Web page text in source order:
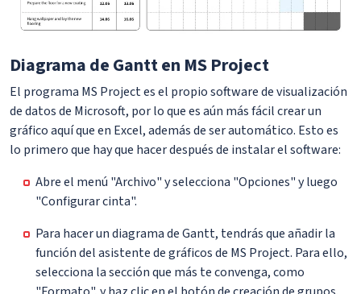
Diagrama de Gantt en MS Project
El programa MS Project es el propio software de visualización
de datos de Microsoft, por lo que es aún más fácil crear un
gráfico aquí que en Excel, además de ser automático. Esto es
lo primero que hay que hacer después de instalar el software:
Abre el menú "Archivo" y selecciona "Opciones" y luego
"Configurar cinta".
Para hacer un diagrama de Gantt, tendrás que añadir la
función del asistente de gráficos de MS Project. Para ello,
selecciona la sección que más te convenga, como